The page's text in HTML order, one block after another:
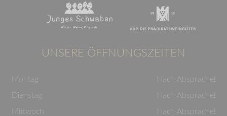
UNSERE ÖFFNUNGSZEITEN
Montag
Nach Absprache!
Dienstag
Nach Absprache!
Mittwoch
Nach Absprache!